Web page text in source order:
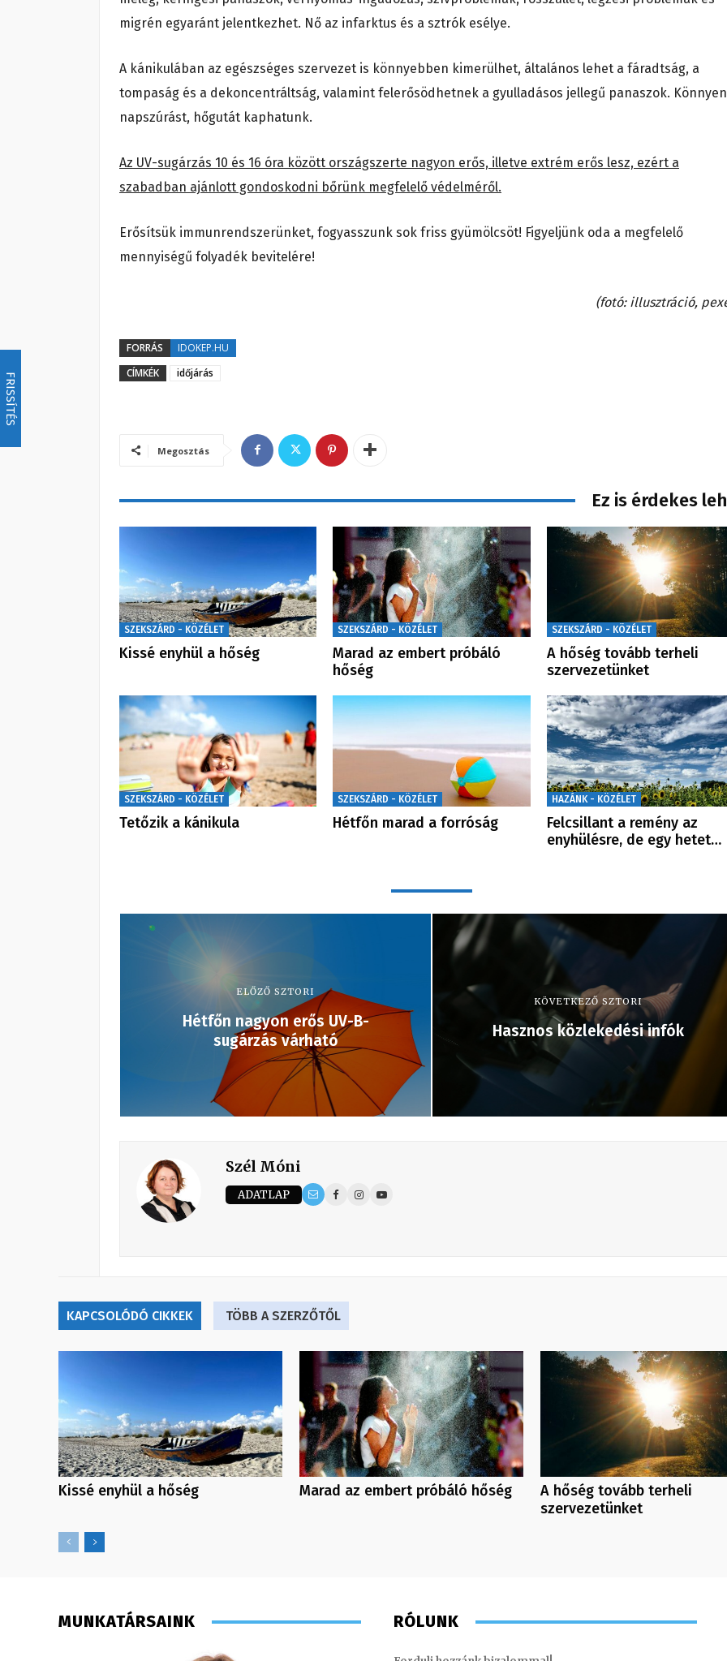
FRISSÍTÉS
migrén egyaránt jelentkezhet. Nő az infarktus és a sztrók esélye.
A kánikulában az egészséges szervezet is könnyebben kimerülhet, általános lehet a fáradtság, a
tompaság és a dekoncentráltság, valamint felerősödhetnek a gyulladásos jellegű panaszok. Könnyen
napszúrást, hőgutát kaphatunk.
Az UV-sugárzás 10 és 16 óra között országszerte nagyon erős, illetve extrém erős lesz, ezért a
szabadban ajánlott gondoskodni bőrünk megfelelő védelméről.
Erősítsük immunrendszerünket, fogyasszunk sok friss gyümölcsöt! Figyeljünk oda a megfelelő
mennyiségű folyadék bevitelére!
(fotó: illusztráció,
FORRÁS
IDOKEP.HU
CÍMKÉK
időjárás
Megosztás
Ez is érdekes
SZEKSZÁRD - KÖZÉLET
Kissé enyhül a hőség
SZEKSZÁRD - KÖZÉLET
Marad az embert próbáló
hőség
SZEKSZÁRD - KÖZÉLET
A hőség tovább terheli
szervezetünket
SZEKSZÁRD - KÖZÉLET
Tetőzik a kánikula
SZEKSZÁRD - KÖZÉLET
Hétfőn marad a forróság
HAZÁNK - KÖZÉLET
Felcsillant a remény az
enyhülésre, de egy hetet…
ELŐZŐ SZTORI
Hétfőn nagyon erős UV-B-
sugárzás várható
KÖVETKEZŐ SZTORI
Hasznos közlekedési infók
Szél Móni
ADATLAP
KAPCSOLÓDÓ CIKKEK TÖBB A SZERZŐTŐL
Kissé enyhül a hőség Marad az embert próbáló hőség
A hőség tovább terheli
szervezetünket
MUNKATÁRSAINK RÓLUNK